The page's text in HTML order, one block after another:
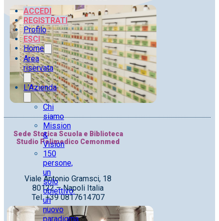
ACCEDI
REGISTRATI
Profilo
ESCI
Home
Area
riservata
L’Azienda
Chi
siamo
Mission
&
Vision
150
persone,
un
solo
obiettivo:
un
nuovo
paradigma
Sede Storica Scuola e Biblioteca
Studio Polimedico Cemonmed
Viale Antonio Gramsci, 18
80122 – Napoli Italia
Tel. +39 0817614707